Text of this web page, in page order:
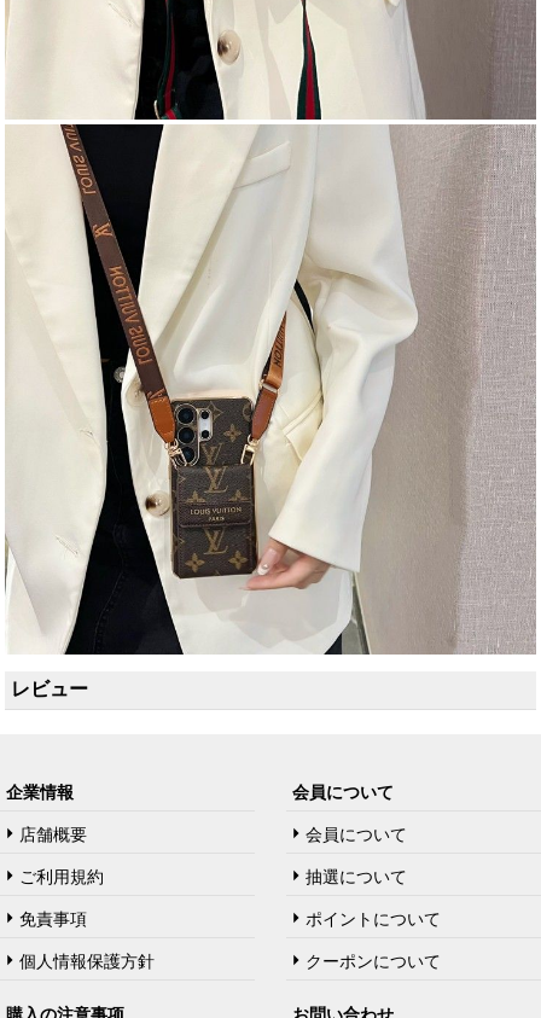
レビュー
企業情報
店舗概要
ご利用規約
免責事項
個人情報保護方針
会員について
会員について
抽選について
ポイントについて
クーポンについて